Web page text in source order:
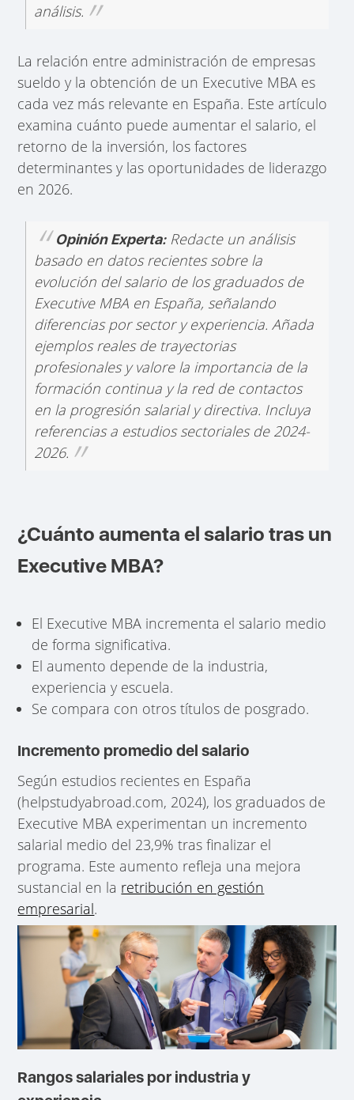
análisis.
La relación entre administración de empresas
sueldo y la obtención de un Executive MBA es
cada vez más relevante en España. Este artículo
examina cuánto puede aumentar el salario, el
retorno de la inversión, los factores
determinantes y las oportunidades de liderazgo
en 2026.
Opinión Experta: Redacte un análisis
basado en datos recientes sobre la
evolución del salario de los graduados de
Executive MBA en España, señalando
diferencias por sector y experiencia. Añada
ejemplos reales de trayectorias
profesionales y valore la importancia de la
formación continua y la red de contactos
en la progresión salarial y directiva. Incluya
referencias a estudios sectoriales de 2024-
2026.
¿Cuánto aumenta el salario tras un
Executive MBA?
El Executive MBA incrementa el salario medio
de forma significativa.
El aumento depende de la industria,
experiencia y escuela.
Se compara con otros títulos de posgrado.
Incremento promedio del salario
Según estudios recientes en España
(helpstudyabroad.com, 2024), los graduados de
Executive MBA experimentan un incremento
salarial medio del 23,9% tras finalizar el
programa. Este aumento refleja una mejora
sustancial en la retribución en gestión
empresarial.
Rangos salariales por industria y